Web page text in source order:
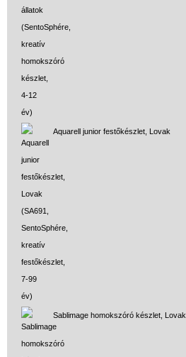
Aquarell junior festőkészlet, Lovak
Sablimage homokszóró készlet, Lovak